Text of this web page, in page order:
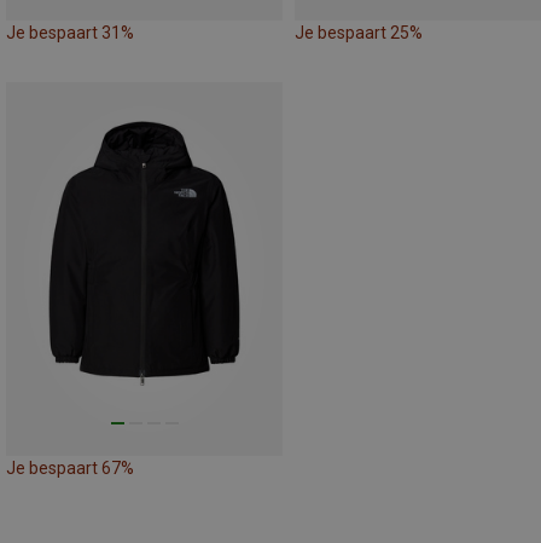
Je bespaart 31% Je bespaart 25%
Je bespaart 67%